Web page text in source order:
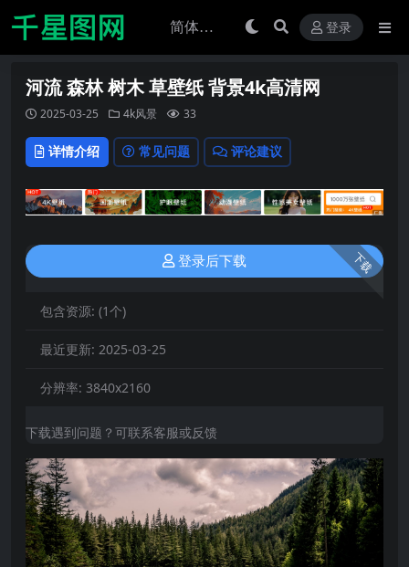
登录
河流 森林 树木 草壁纸 背景4k高清网
2025-03-25 4k风景 33
详情介绍 常见问题 评论建议
下载
登录后下载
包含资源: (1个)
最近更新: 2025-03-25
分辨率: 3840x2160
下载遇到问题？可联系客服或反馈